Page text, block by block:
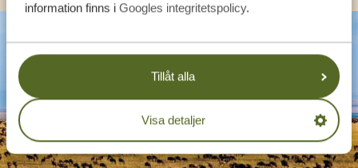
information finns i Googles integritetspolicy.
Tillåt alla
Visa detaljer